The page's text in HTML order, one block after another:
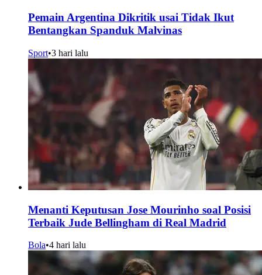
Pemain Argentina Dikritik usai Tidak Ikut
Bentangkan Spanduk Malvinas
Sport•3 hari lalu
Menanti Keputusan Jose Mourinho soal Posisi
Terbaik Jude Bellingham di Real Madrid
Bola•4 hari lalu